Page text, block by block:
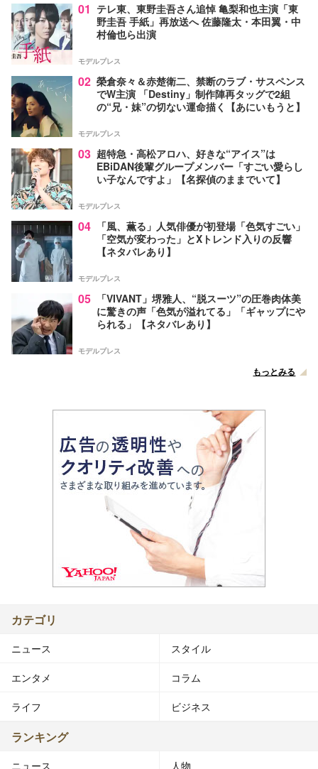
01 テレ東、東野圭吾さん追悼 亀梨和也主演「東
野圭吾 手紙」再放送へ 佐藤隆太・本田翼・中
村倫也ら出演
モデルプレス
02 榮倉奈々＆赤楚衛二、禁断のラブ・サスペンス
でW主演 「Destiny」制作陣再タッグで2組
の“兄・妹”の切ない運命描く【あにいもうと】
モデルプレス
03 超特急・高松アロハ、好きな“アイス”は
EBiDAN後輩グループメンバー「すごい愛らし
い子なんですよ」【名探偵のままでいて】
モデルプレス
04
「風、薫る」人気俳優が初登場「色気すごい」
「空気が変わった」とXトレンド入りの反響
【ネタバレあり】
モデルプレス
05
「VIVANT」堺雅人、“脱スーツ”の圧巻肉体美
に驚きの声「色気が溢れてる」「ギャップにや
られる」【ネタバレあり】
モデルプレス
もっとみる
カテゴリ
ニュース スタイル
エンタメ コラム
ライフ ビジネス
ランキング
ニュース 人物